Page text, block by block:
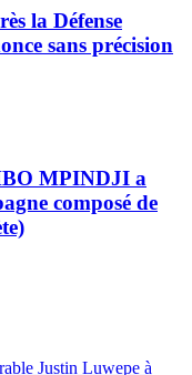
la Défense
sans précision
MPINDJI a
composé de